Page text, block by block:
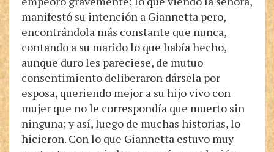
manifestó su intención a Giannetta pero,
encontrándola más constante que nunca,
contando a su marido lo que había hecho,
aunque duro les pareciese, de mutuo
consentimiento deliberaron dársela por
esposa, queriendo mejor a su hijo vivo con
mujer que no le correspondía que muerto sin
ninguna; y así, luego de muchas historias, lo
hicieron. Con lo que Giannetta estuvo muy